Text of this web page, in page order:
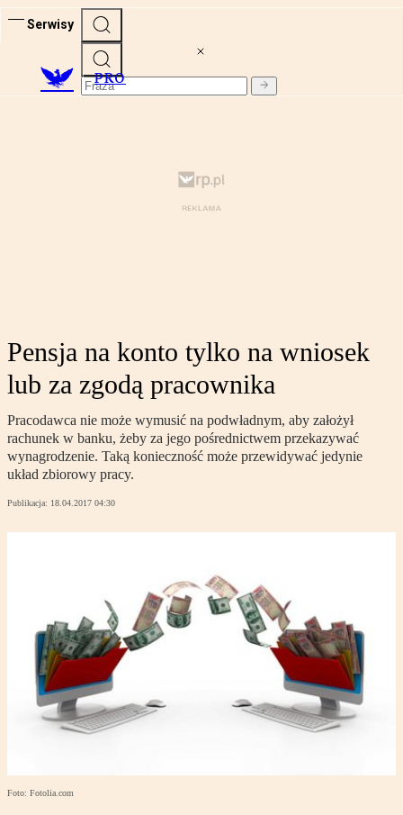
Serwisy
PRO
Pensja na konto tylko na wniosek
lub za zgodą pracownika
Pracodawca nie może wymusić na podwładnym, aby założył
rachunek w banku, żeby za jego pośrednictwem przekazywać
wynagrodzenie. Taką konieczność może przewidywać jedynie
układ zbiorowy pracy.
Publikacja: 18.04.2017 04:30
Foto: Fotolia.com